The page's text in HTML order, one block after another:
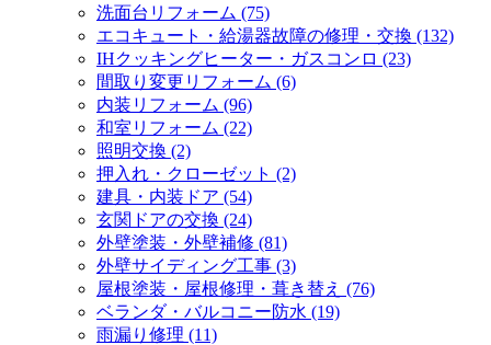
洗面台リフォーム (75)
エコキュート・給湯器故障の修理・交換 (132)
IHクッキングヒーター・ガスコンロ (23)
間取り変更リフォーム (6)
内装リフォーム (96)
和室リフォーム (22)
照明交換 (2)
押入れ・クローゼット (2)
建具・内装ドア (54)
玄関ドアの交換 (24)
外壁塗装・外壁補修 (81)
外壁サイディング工事 (3)
屋根塗装・屋根修理・葺き替え (76)
ベランダ・バルコニー防水 (19)
雨漏り修理 (11)